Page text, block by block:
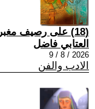
(18) على رصيف مغبر
العتابي فاضل
2026 / 8 / 9
الادب والفن